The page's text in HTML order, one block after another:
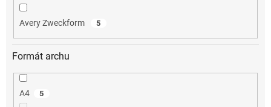
Avery Zweckform 5
Formát archu
A4 5